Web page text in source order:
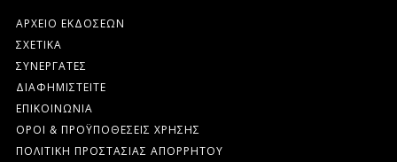
ΑΡΧΕΙΟ ΕΚΔΟΣΕΩΝ
ΣΧΕΤΙΚΑ
ΣΥΝΕΡΓΑΤΕΣ
ΔΙΑΦΗΜΙΣΤΕΙΤΕ
ΕΠΙΚΟΙΝΩΝΙΑ
ΟΡΟΙ & ΠΡΟΫΠΟΘΕΣΕΙΣ ΧΡΗΣΗΣ
ΠΟΛΙΤΙΚΗ ΠΡΟΣΤΑΣΙΑΣ ΑΠΟΡΡΗΤΟΥ